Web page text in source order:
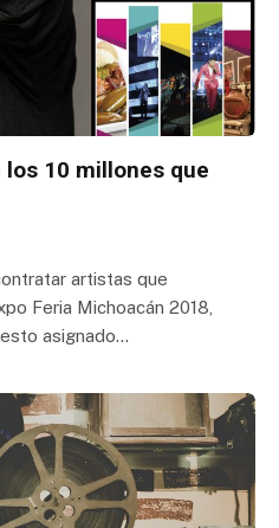
los 10 millones que
artistas que
Feria Michoacán 2018,
asignado…